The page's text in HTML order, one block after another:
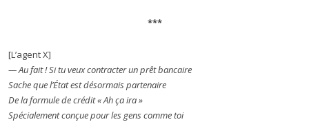
***
[L’agent X]
— Au fait ! Si tu veux contracter un prêt bancaire
Sache que l’État est désormais partenaire
De la formule de crédit « Ah ça ira »
Spécialement conçue pour les gens comme toi